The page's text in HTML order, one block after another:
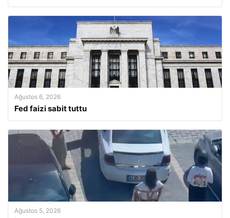
Ağustos 6, 2026
Fed faizi sabit tuttu
Ağustos 5, 2026